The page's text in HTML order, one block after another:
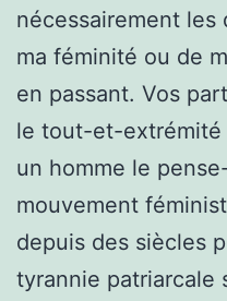
nécessairement
ma féminité ou de
en passant. Vos
le tout-et-extrémité
un homme le
mouvement
depuis des siècles
tyrannie patriarcale